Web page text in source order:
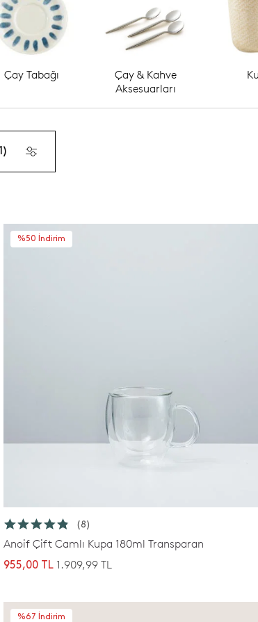
Çay Tabağı
Çay & Kahve
Aksesuarları
%50 İndirim
(8)
Anoif Çift Camlı Kupa 180ml Transparan
955,00 TL 1.909,99 TL
%67 İndirim